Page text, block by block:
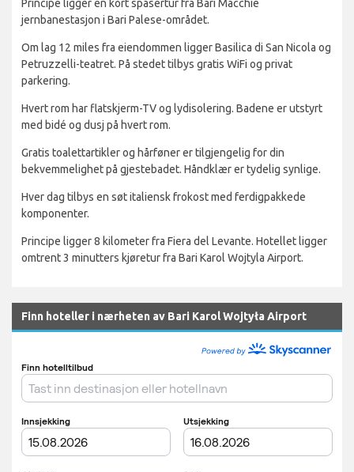
Principe ligger en kort spasertur fra Bari Macchie
jernbanestasjon i Bari Palese-området.
Om lag 12 miles fra eiendommen ligger Basilica di San Nicola og
Petruzzelli-teatret. På stedet tilbys gratis WiFi og privat
parkering.
Hvert rom har flatskjerm-TV og lydisolering. Badene er utstyrt
med bidé og dusj på hvert rom.
Gratis toalettartikler og hårføner er tilgjengelig for din
bekvemmelighet på gjestebadet. Håndklær er tydelig synlige.
Hver dag tilbys en søt italiensk frokost med ferdigpakkede
komponenter.
Principe ligger 8 kilometer fra Fiera del Levante. Hotellet ligger
omtrent 3 minutters kjøretur fra Bari Karol Wojtyla Airport.
Finn hoteller i nærheten av Bari Karol Wojtyła Airport